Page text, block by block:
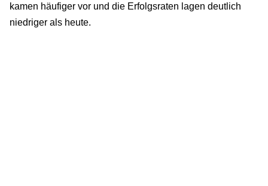
kamen häufiger vor und die Erfolgsraten lagen deutlich
niedriger als heute.